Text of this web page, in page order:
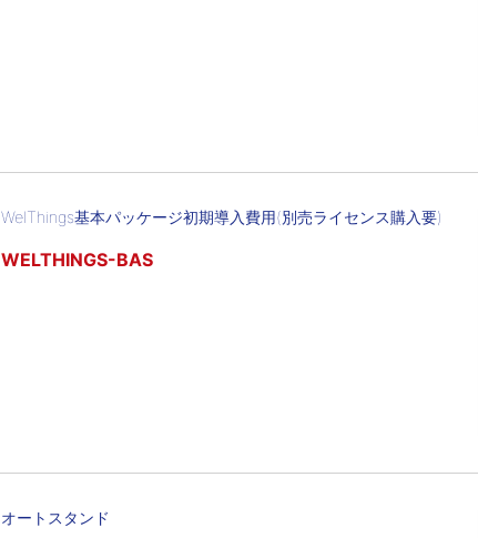
WelThings基本パッケージ初期導入費用(別売ライセンス購入要)
WELTHINGS-BAS
オートスタンド